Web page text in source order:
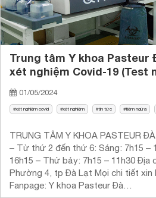
Trung tâm Y khoa Pasteur
xét nghiệm Covid-19 (Test
01/05/2024
xét nghiệm covid xét nghiệm tin tức tiêm ngừa
TRUNG TÂM Y KHOA PASTEUR
– Từ thứ 2 đến thứ 6: Sáng: 7h15 –
16h15 – Thứ bảy: 7h15 – 11h30 Địa
Phường 4, tp Đà Lạt Mọi chi tiết xin
Fanpage: Y khoa Pasteur Đà…